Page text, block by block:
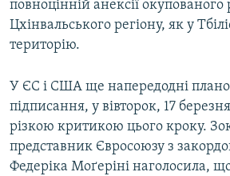
повноцінній анексії окупованого
Цхінвальського регіону, як у
територію.
У ЄС і США ще напередодні
підписання, у вівторок, 17
різкою критикою цього кроку.
представник Євросоюзу з
Федеріка Моґеріні наголосила,